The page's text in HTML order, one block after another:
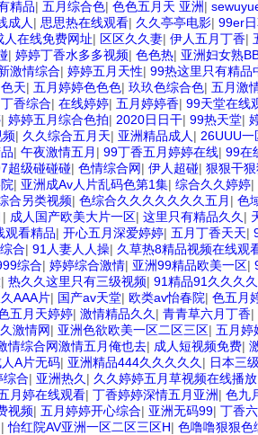
精品| 五月综合色| 色色五月天 亚洲|
成人 | 思思热在线观看| 久久亭亭电影| 99er
人在线免费网址| 区区久久妻| 伊人五月丁香|
| 婷婷丁香水多多视频| 色色热| 亚洲妇女熟
激情综合| 婷婷五月天性| 99热这里只有精品
天| 五月婷婷色色色| 玖玖色综合色| 五月激
香综合| 在线婷婷| 五月婷婷香| 99天堂在线
| 婷婷五月综合色拍| 2020日日干| 99热天堂|
频| 久久综合五月天| 亚洲精品成人 | 26UUU一
| 午夜激情五月 | 99丁香五月婷婷在线| 99在
超级碰碰碰| 色情综合网| 伊人超碰| 狠狠干
| 亚洲成Av人片乱码色第1集| 综合久久婷婷|
合另类视频| 色综合久久久久久久久五月 | 色
| 成人国产欧美大片一区| 这里只有精品久久 |
观看精品| 开心五月深爱婷婷| 五月丁香天天|
合| 91人妻人人操| 久草热8精品视频在线观
综合| 婷婷综合激情| 亚洲99精品欧美一区|
| 热久久这里只有三级视频| 91精品91久久久
AAA片| 国产av天堂| 欧类av怡春院| 色五月
五月天婷婷| 激情精品久久 | 青青草六月丁香|
激情网| 亚洲色欲欧美一区二区三区| 五月婷
情综合网激情五月俺也去| 成人短视频免费|
A片无码| 亚洲精品444久久久久久 | 日本三
综合| 亚洲热久 | 久久婷婷五月草视频在线播放
月婷在线观看| 丁香婷婷深情五月亚洲| 色九
视频| 五月婷婷开心综合| 亚洲无码99| 丁香
|怡红院AV亚洲一区二区三区H| 色噜噜狠狠色